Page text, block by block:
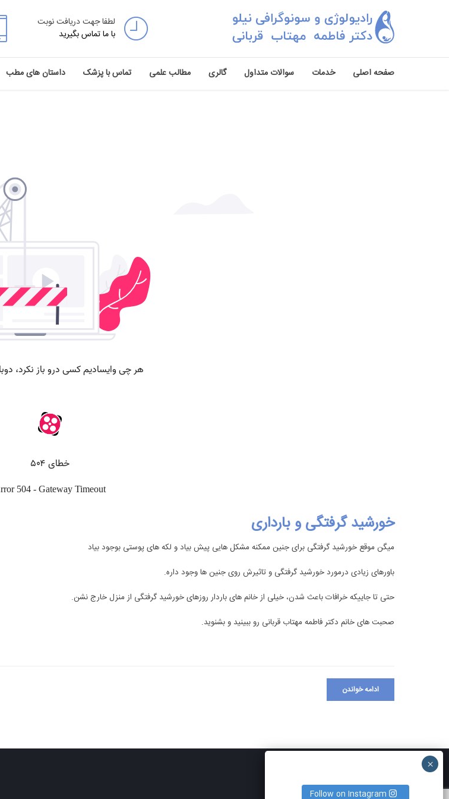
لطفا جهت دریافت نوبت
با ما تماس بگیرید
صفحه اصلی خدمات سوالات متداول گالری مطالب علمی تماس با پزشک داستان های مطب
خورشید گرفتگی و بارداری
میگن موقع خورشید گرفتگی برای جنین ممکنه مشکل هایی پیش بیاد و لکه های پوستی بوجود بیاد
باورهای زیادی درمورد خورشید گرفتگی و تاثیرش روی جنین ها وجود داره.
حتی تا جاییکه خرافات باعث شدن، خیلی از خانم های باردار روزهای خورشید گرفتگی از منزل خارج نشن.
صحبت های خانم دکتر فاطمه مهتاب قربانی رو ببینید و بشنوید.
ادامه خواندن
Follow on Instagram